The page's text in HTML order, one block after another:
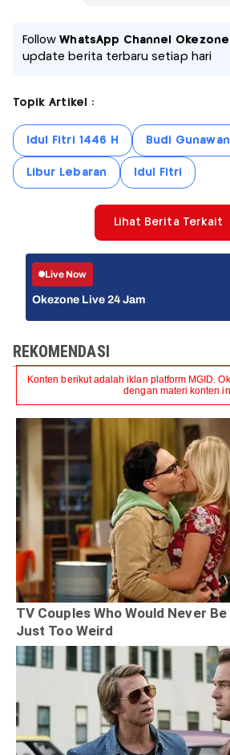
FollowWhatsApp Channel Okezone
update berita terbaru setiap hari
Topik Artikel :
Idul Fitri 1446 H Budi Gunawan
Libur Lebaran Idul Fitri
Lihat Berita Terkait
Live Now
Okezone Live 24 Jam